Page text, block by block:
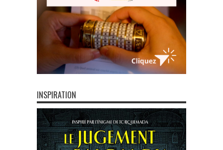
INSPIRATION